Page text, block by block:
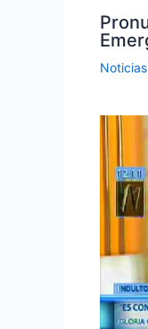
Noticias